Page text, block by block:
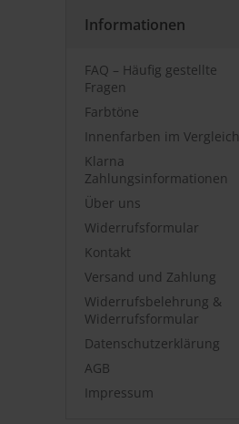
Informationen
FAQ – Häufig gestellte
Fragen
Farbtöne
Innenfarben im Vergleich
Klarna
Zahlungsinformationen
Über uns
Widerrufsformular
Kontakt
Versand und Zahlung
Widerrufsbelehrung &
Widerrufsformular
Datenschutzerklärung
AGB
Impressum